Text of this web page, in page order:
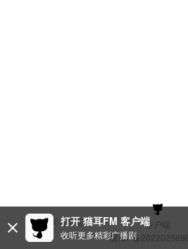
建议与反馈 客户端
冀ICP备
打开 猫耳FM 客户端
收听更多精彩广播剧